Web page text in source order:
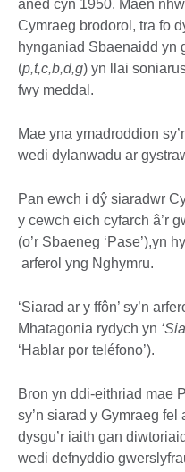
aned cyn 1950. Maen
Cymraeg brodorol, tra fo
hynganiad Sbaenaidd yn
(p,t,c,b,d,g) yn llai
fwy meddal.
Mae yna ymadroddion
wedi dylanwadu ar
Pan ewch i dŷ siaradwr
y cewch eich cyfarch â’r
(o’r Sbaeneg ‘Pase’),yn
arferol yng Nghymru.
‘Siarad ar y ffôn’ sy’n
Mhatagonia rydych yn
‘Hablar por teléfono’).
Bron yn ddi-eithriad mae
sy’n siarad y Gymraeg
dysgu’r iaith gan
wedi defnyddio